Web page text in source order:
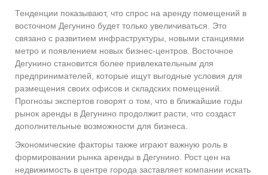
Тенденции показывают, что спрос на аренду помещений в
восточном Дегунино будет только увеличиваться. Это
связано с развитием инфраструктуры, новыми станциями
метро и появлением новых бизнес-центров. Восточное
Дегунино становится более привлекательным для
предпринимателей, которые ищут выгодные условия для
размещения своих офисов и складских помещений.
Прогнозы экспертов говорят о том, что в ближайшие годы
рынок аренды в Дегунино продолжит расти, что создаст
дополнительные возможности для бизнеса.
Экономические факторы также играют важную роль в
формировании рынка аренды в Дегунино. Рост цен на
недвижимость в центре города заставляет компании искать